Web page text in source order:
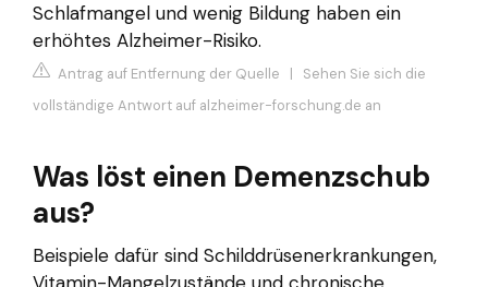
Schlafmangel und wenig Bildung haben ein
erhöhtes Alzheimer-Risiko.
Antrag auf Entfernung der Quelle | Sehen Sie sich die
vollständige Antwort auf alzheimer-forschung.de an
Was löst einen Demenzschub
aus?
Beispiele dafür sind Schilddrüsenerkrankungen,